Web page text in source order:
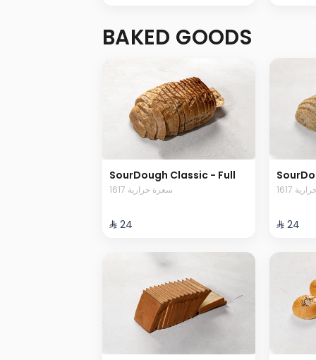
BAKED GOODS
SourDough Classic - Full
1617 سعرة حرارية
⁨⁦‪‬ 24⁩
حرارية
⁨⁦‪‬ 24⁩